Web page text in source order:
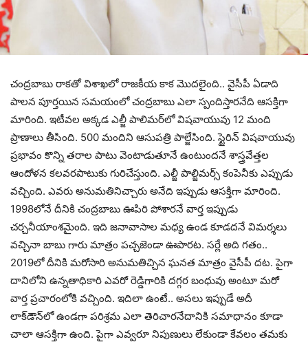
చంద్ర‌బాబు రాక‌తో విశాఖ‌లో రాజ‌కీయ కాక మొద‌లైంది.. వైసీపీ ఏడాది
పాల‌న పూర్త‌యిన స‌మ‌యంలో చంద్ర‌బాబు ఎలా స్పందిస్తార‌నేది ఆస‌క్తిగా
మారింది. ఇటీవ‌ల అక్క‌డ ఎల్జీ పాలిమ‌ర్‌లో విష‌వాయువు 12 మంది
ప్రాణాలు తీసింది. 500 మందిని ఆసుప‌త్రి పాల్జేసింది. స్టైరిన్ విష‌వాయువు
ప్ర‌భావం కొన్ని త‌రాల పాటు వెంటాడుతూనే ఉంటుంద‌నే శాస్త్రవేత్త‌ల
ఆందోళ‌న క‌ల‌వ‌ర‌పాటుకు గురిచేస్తుంది. ఎల్జీ పాల్జిమ‌ర్స్ కంపెనీకు ఎప్పుడు
వ‌చ్చింది. ఎవ‌రు అనుమ‌తినిచ్చారు అనేది ఇప్పుడు ఆస‌క్తిగా మారింది.
1998లోనే దీనికి చంద్ర‌బాబు ఊపిరి పోశార‌నే వార్త ఇప్పుడు
చ‌ర్చ‌నీయాంశ‌మైంది. ఇది జ‌నావాసాల మ‌ధ్య ఉండ కూడ‌ద‌నే విమ‌ర్శ‌లు
వ‌చ్చినా బాబు గారు మాత్రం పచ్చ‌జెండా ఊపారట‌. స‌ర్లే అది గ‌తం..
2019లో దీనికి మ‌రోసారి అనుమ‌తిచ్చిన ఘ‌న‌త మాత్రం వైసీపీ ద‌ట‌. పైగా
దానిలోని ఉన్న‌తాధికారి ఎవ‌రో రెడ్డిగారికి ద‌గ్గ‌ర బంధువు అంటూ మ‌రో
వార్త ప్ర‌చారంలోకి వ‌చ్చింది. ఇదిలా ఉంటే.. అస‌లు ఇప్పుడే అదీ
లాక్‌డౌన్‌లో ఉండ‌గా ప‌రిశ్ర‌మ ఎలా తెరిచార‌నేదానికి స‌మాధానం కూడా
చాలా ఆస‌క్తిగా ఉంది. పైగా ఎవ్వ‌రూ నిపుణులు లేకుండా కేవ‌లం త‌మ‌కు